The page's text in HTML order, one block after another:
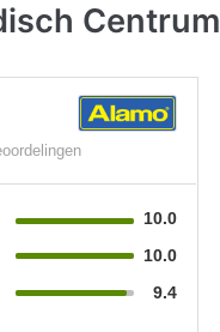
Centrum
10.0
10.0
9.4